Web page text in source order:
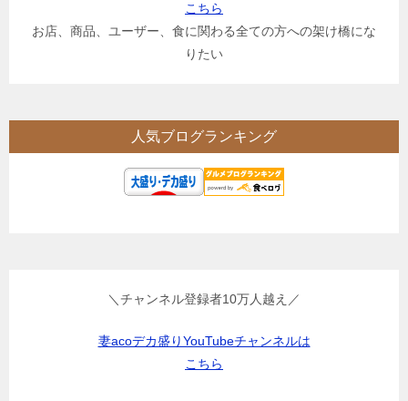
こちら
お店、商品、ユーザー、食に関わる全ての方への架け橋にな
りたい
人気ブログランキング
＼チャンネル登録者10万人越え／
妻acoデカ盛りYouTubeチャンネルは
こちら